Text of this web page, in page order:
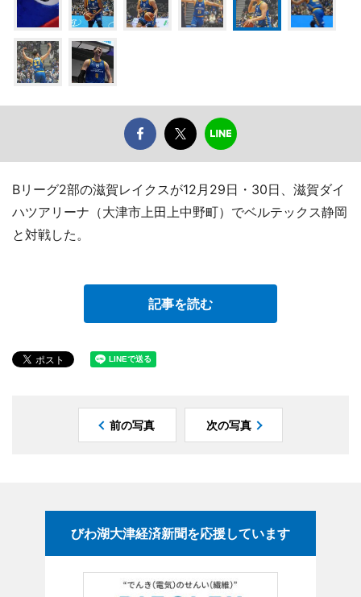
Bリーグ2部の滋賀レイクスが12月29日・30日、滋賀ダイ
ハツアリーナ（大津市上田上中野町）でベルテックス静岡
と対戦した。
記事を読む
前の写真 次の写真
びわ湖大津経済新聞を応援しています